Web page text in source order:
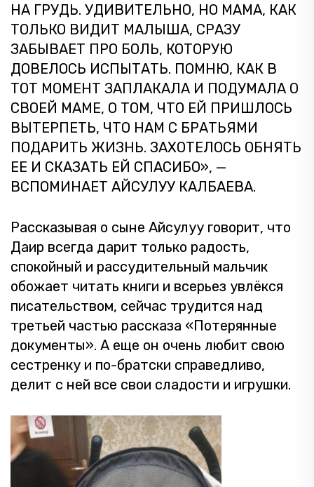
НА ГРУДЬ. УДИВИТЕЛЬНО, НО МАМА, КАК
ТОЛЬКО ВИДИТ МАЛЫША, СРАЗУ
ЗАБЫВАЕТ ПРО БОЛЬ, КОТОРУЮ
ДОВЕЛОСЬ ИСПЫТАТЬ. ПОМНЮ, КАК В
ТОТ МОМЕНТ ЗАПЛАКАЛА И ПОДУМАЛА О
СВОЕЙ МАМЕ, О ТОМ, ЧТО ЕЙ ПРИШЛОСЬ
ВЫТЕРПЕТЬ, ЧТО НАМ С БРАТЬЯМИ
ПОДАРИТЬ ЖИЗНЬ. ЗАХОТЕЛОСЬ ОБНЯТЬ
ЕЕ И СКАЗАТЬ ЕЙ СПАСИБО», —
ВСПОМИНАЕТ АЙСУЛУУ КАЛБАЕВА.
Рассказывая о сыне Айсулуу говорит, что
Даир всегда дарит только радость,
спокойный и рассудительный мальчик
обожает читать книги и всерьез увлёкся
писательством, сейчас трудится над
третьей частью рассказа «Потерянные
документы». А еще он очень любит свою
сестренку и по-братски справедливо,
делит с ней все свои сладости и игрушки.